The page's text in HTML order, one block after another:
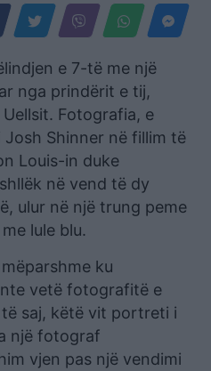
e 7-të me një
nga prindërit e tij,
Fotografia, e
Shinner në fillim të
Louis-in duke
në vend të dy
ulur në një trung peme
lule blu.
ku
vetë fotografitë e
saj, këtë vit portreti i
një fotograf
vjen pas një vendimi